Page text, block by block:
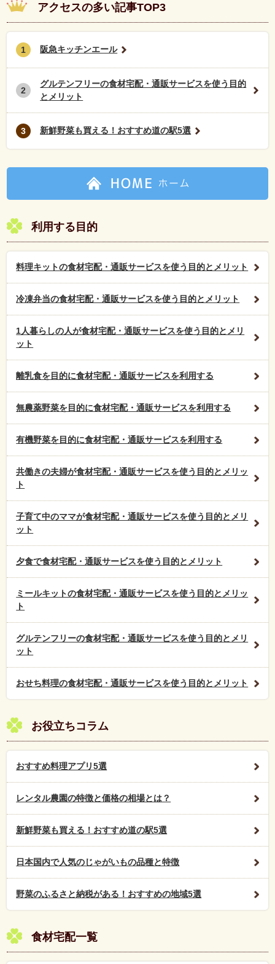
アクセスの多い記事TOP3
1 阪急キッチンエール
2
グルテンフリーの食材宅配・通販サービスを使う目的
とメリット
3 新鮮野菜も買える！おすすめ道の駅5選
利用する目的
料理キットの食材宅配・通販サービスを使う目的とメリット
冷凍弁当の食材宅配・通販サービスを使う目的とメリット
1人暮らしの人が食材宅配・通販サービスを使う目的とメリ
ット
離乳食を目的に食材宅配・通販サービスを利用する
無農薬野菜を目的に食材宅配・通販サービスを利用する
有機野菜を目的に食材宅配・通販サービスを利用する
共働きの夫婦が食材宅配・通販サービスを使う目的とメリッ
ト
子育て中のママが食材宅配・通販サービスを使う目的とメリ
ット
夕食で食材宅配・通販サービスを使う目的とメリット
ミールキットの食材宅配・通販サービスを使う目的とメリッ
ト
グルテンフリーの食材宅配・通販サービスを使う目的とメリ
ット
おせち料理の食材宅配・通販サービスを使う目的とメリット
お役立ちコラム
おすすめ料理アプリ5選
レンタル農園の特徴と価格の相場とは？
新鮮野菜も買える！おすすめ道の駅5選
日本国内で人気のじゃがいもの品種と特徴
野菜のふるさと納税がある！おすすめの地域5選
食材宅配一覧